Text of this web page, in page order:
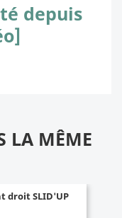
depuis
LA MÊME
BRA-